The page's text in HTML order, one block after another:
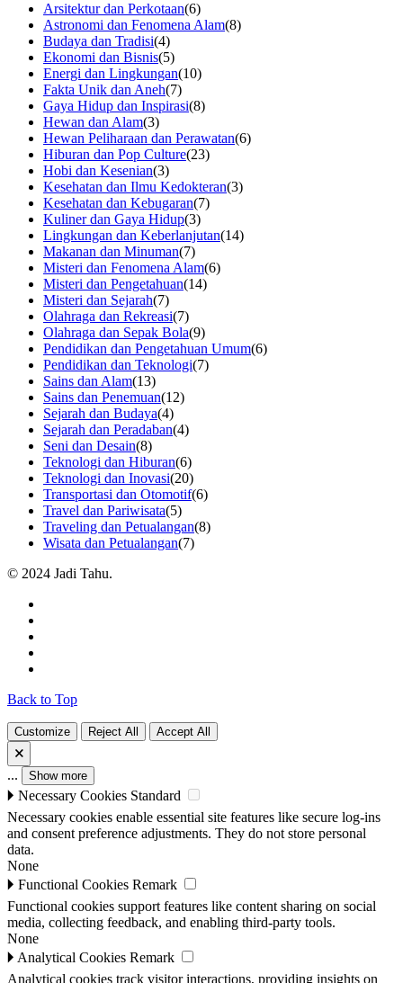
Arsitektur dan Perkotaan(6)
Astronomi dan Fenomena Alam(8)
Budaya dan Tradisi(4)
Ekonomi dan Bisnis(5)
Energi dan Lingkungan(10)
Fakta Unik dan Aneh(7)
Gaya Hidup dan Inspirasi(8)
Hewan dan Alam(3)
Hewan Peliharaan dan Perawatan(6)
Hiburan dan Pop Culture(23)
Hobi dan Kesenian(3)
Kesehatan dan Ilmu Kedokteran(3)
Kesehatan dan Kebugaran(7)
Kuliner dan Gaya Hidup(3)
Lingkungan dan Keberlanjutan(14)
Makanan dan Minuman(7)
Misteri dan Fenomena Alam(6)
Misteri dan Pengetahuan(14)
Misteri dan Sejarah(7)
Olahraga dan Rekreasi(7)
Olahraga dan Sepak Bola(9)
Pendidikan dan Pengetahuan Umum(6)
Pendidikan dan Teknologi(7)
Sains dan Alam(13)
Sains dan Penemuan(12)
Sejarah dan Budaya(4)
Sejarah dan Peradaban(4)
Seni dan Desain(8)
Teknologi dan Hiburan(6)
Teknologi dan Inovasi(20)
Transportasi dan Otomotif(6)
Travel dan Pariwisata(5)
Traveling dan Petualangan(8)
Wisata dan Petualangan(7)
© 2024 Jadi Tahu.
Back to Top
Customize Reject All
Accept All
🗙
... Show more
🞂 Necessary Cookies Standard
Necessary cookies enable essential site features like secure log-ins
and consent preference adjustments. They do not store personal
data.
None
🞂 Functional Cookies Remark
Functional cookies support features like content sharing on social
media, collecting feedback, and enabling third-party tools.
None
🞂 Analytical Cookies Remark
Analytical cookies track visitor interactions, providing insights on